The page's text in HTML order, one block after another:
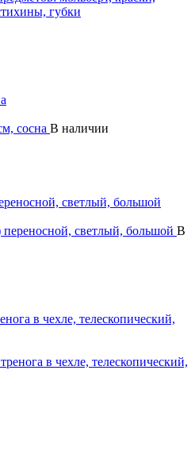
В наличии
светлый, большой
В
в чехле, телескопический,